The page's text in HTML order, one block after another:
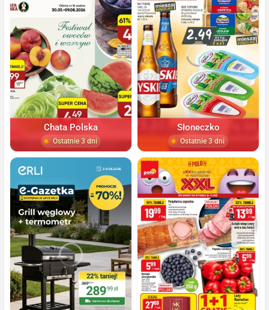
Chata Polska
Ostatnie 3 dni
Słoneczko
Ostatnie 3 dni